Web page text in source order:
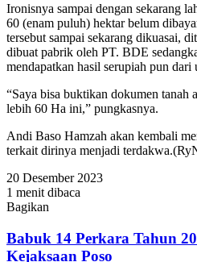
Ironisnya sampai dengan sekarang
60 (enam puluh) hektar belum
tersebut sampai sekarang dikuasai,
dibuat pabrik oleh PT. BDE
mendapatkan hasil serupiah pun dari
“Saya bisa buktikan dokumen tanah
lebih 60 Ha ini,” pungkasnya.
Andi Baso Hamzah akan kembali
terkait dirinya menjadi
20 Desember 2023
1 menit dibaca
Bagikan
via
Email
Babuk 14 Perkara Tahun
Kejaksaan Poso